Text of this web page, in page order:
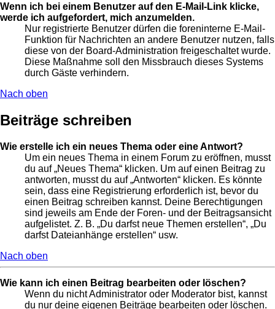
Wenn ich bei einem Benutzer auf den E-Mail-Link klicke,
werde ich aufgefordert, mich anzumelden.
Nur registrierte Benutzer dürfen die foreninterne E-Mail-
Funktion für Nachrichten an andere Benutzer nutzen, falls
diese von der Board-Administration freigeschaltet wurde.
Diese Maßnahme soll den Missbrauch dieses Systems
durch Gäste verhindern.
Nach oben
Beiträge schreiben
Wie erstelle ich ein neues Thema oder eine Antwort?
Um ein neues Thema in einem Forum zu eröffnen, musst
du auf „Neues Thema“ klicken. Um auf einen Beitrag zu
antworten, musst du auf „Antworten“ klicken. Es könnte
sein, dass eine Registrierung erforderlich ist, bevor du
einen Beitrag schreiben kannst. Deine Berechtigungen
sind jeweils am Ende der Foren- und der Beitragsansicht
aufgelistet. Z. B. „Du darfst neue Themen erstellen“, „Du
darfst Dateianhänge erstellen“ usw.
Nach oben
Wie kann ich einen Beitrag bearbeiten oder löschen?
Wenn du nicht Administrator oder Moderator bist, kannst
du nur deine eigenen Beiträge bearbeiten oder löschen.